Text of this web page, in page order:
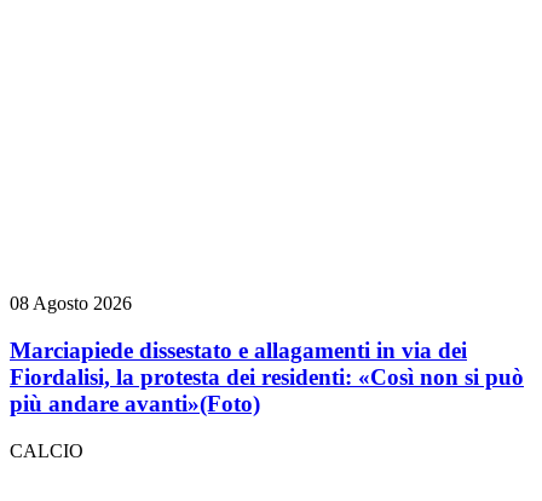
08 Agosto 2026
Marciapiede dissestato e allagamenti in via dei
Fiordalisi, la protesta dei residenti: «Così non si può
più andare avanti»(Foto)
CALCIO